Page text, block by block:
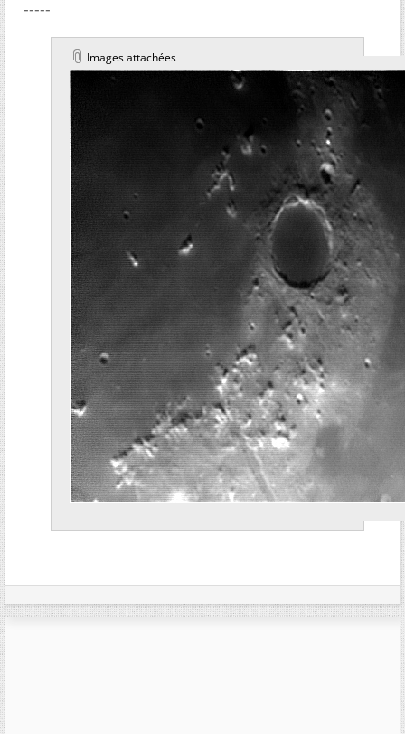
-----
Images attachées